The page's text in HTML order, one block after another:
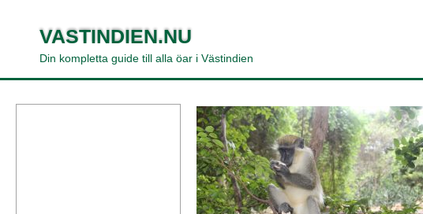
VASTINDIEN.NU
Din kompletta guide till alla öar i Västindien
apa